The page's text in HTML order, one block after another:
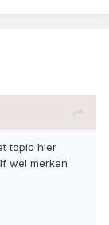
topic hier
wel merken